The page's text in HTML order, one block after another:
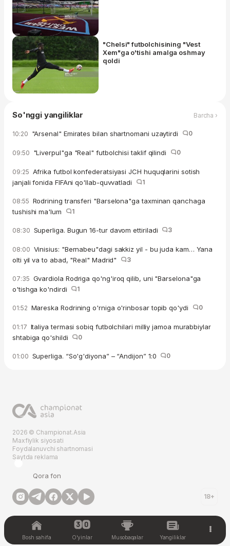
"Chelsi" futbolchisining "Vest
Xem"ga o'tishi amalga oshmay
qoldi
So'nggi yangiliklar Barcha ›
10:20 "Arsenal" Emirates bilan shartnomani uzaytirdi 0
09:50 "Liverpul"ga "Real" futbolchisi taklif qilindi 0
09:25 Afrika futbol konfederatsiyasi JCH huquqlarini sotish
janjali fonida FIFAni qo'llab-quvvatladi
1
08:55 Rodrining transferi "Barselona"ga taxminan qanchaga
tushishi ma'lum
1
08:30 Superliga. Bugun 16-tur davom ettiriladi 3
08:00 Vinisius: "Bernabeu"dagi sakkiz yil - bu juda kam… Yana
olti yil va to abad, "Real" Madrid"
3
07:35 Gvardiola Rodriga qo'ng'iroq qilib, uni "Barselona"ga
o'tishga ko'ndirdi
1
01:52 Mareska Rodrining o'rniga o'rinbosar topib qo'ydi 0
01:17 Italiya termasi sobiq futbolchilari milliy jamoa murabbiylar
shtabiga qo'shildi
0
01:00 Superliga. “So'g'diyona” – “Andijon” 1:0 0
2026 © Championat.Asia
Maxfiylik siyosati
Foydalanuvchi shartnomasi
Saytda reklama
Qora fon
18+
Bosh sahifa O'yinlar Musobaqalar Yangiliklar